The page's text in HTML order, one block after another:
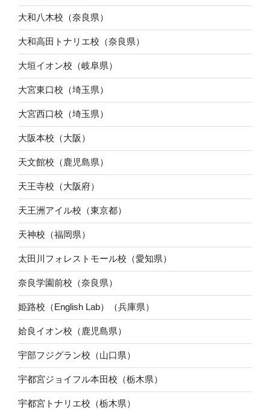
大和八木校（奈良県）
大和高田トナリエ校（奈良県）
大垣イオン校（岐阜県）
大宮東口校（埼玉県）
大宮西口校（埼玉県）
大阪本校（大阪）
天文館校（鹿児島県）
天王寺校（大阪府）
天王洲アイル校（東京都）
天神校（福岡県）
太田川フォレストモール校（愛知県）
奈良学園前校（奈良県）
姫路校（English Lab）（兵庫県）
姶良イオン校（鹿児島県）
宇部フジグラン校（山口県）
宇都宮ジョイフル本田校（栃木県）
宇都宮トナリエ校（栃木県）